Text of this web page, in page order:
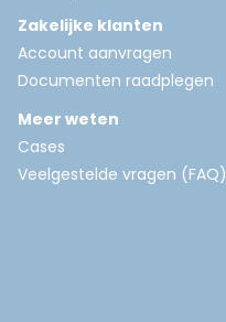
Zakelijke klanten
Account aanvragen
Documenten raadplegen
Meer weten
Cases
Veelgestelde vragen (FAQ)